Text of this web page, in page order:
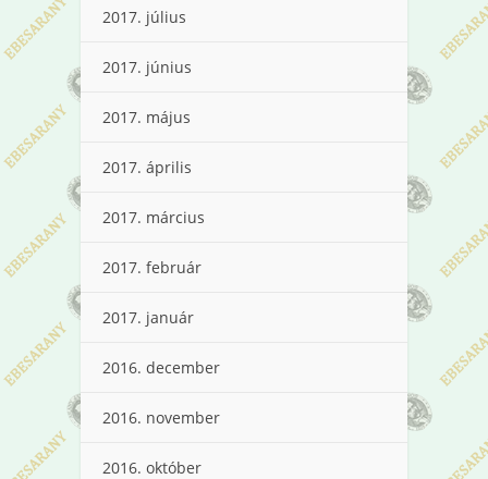
2017. július
2017. június
2017. május
2017. április
2017. március
2017. február
2017. január
2016. december
2016. november
2016. október